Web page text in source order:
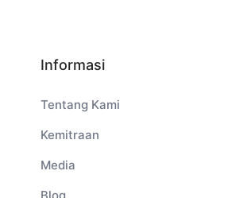
Informasi
Tentang Kami
Kemitraan
Media